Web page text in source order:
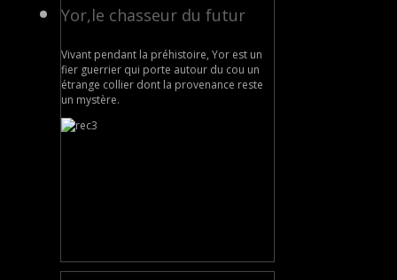
Yor,le chasseur du futur
Vivant pendant la préhistoire, Yor est un
fier guerrier qui porte autour du cou un
étrange collier dont la provenance reste
un mystère.